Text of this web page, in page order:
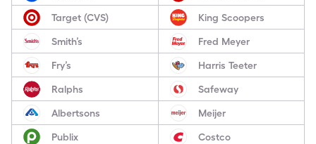
Target (CVS) King Scoopers
Smith’s Fred Meyer
Fry’s Harris Teeter
Ralphs Safeway
Albertsons Meijer
Publix Costco